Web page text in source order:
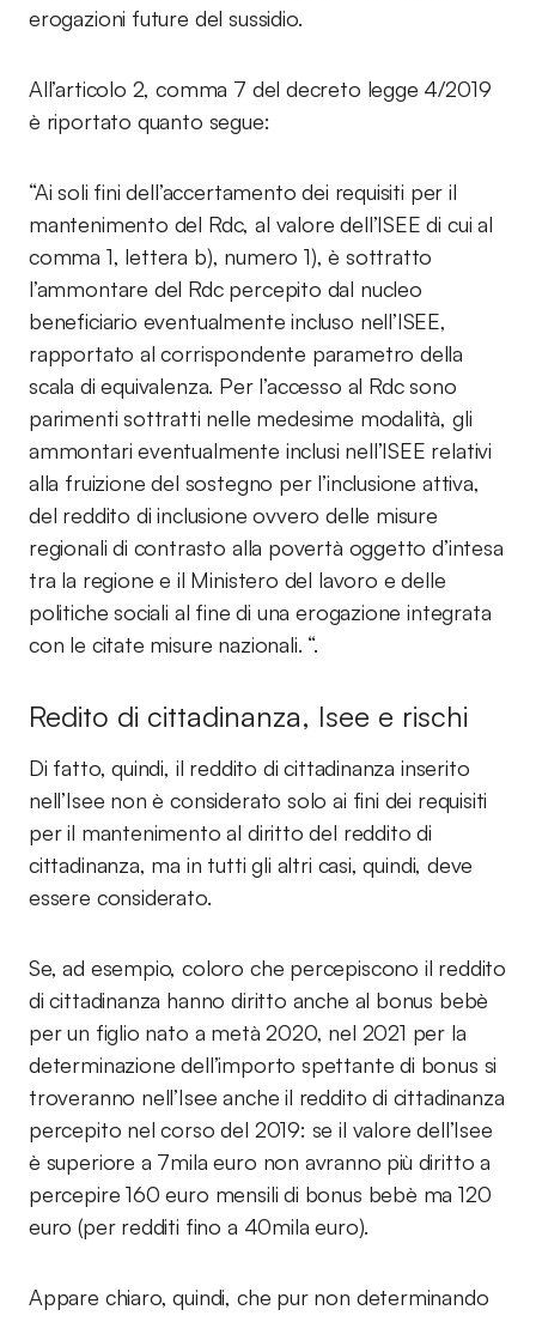
erogazioni future del sussidio.
All’articolo 2, comma 7 del decreto legge 4/2019
è riportato quanto segue:
“Ai soli fini dell’accertamento dei requisiti per il
mantenimento del Rdc, al valore dell’ISEE di cui al
comma 1, lettera b), numero 1), è sottratto
l’ammontare del Rdc percepito dal nucleo
beneficiario eventualmente incluso nell’ISEE,
rapportato al corrispondente parametro della
scala di equivalenza. Per l’accesso al Rdc sono
parimenti sottratti nelle medesime modalità, gli
ammontari eventualmente inclusi nell’ISEE relativi
alla fruizione del sostegno per l’inclusione attiva,
del reddito di inclusione ovvero delle misure
regionali di contrasto alla povertà oggetto d’intesa
tra la regione e il Ministero del lavoro e delle
politiche sociali al fine di una erogazione integrata
con le citate misure nazionali. “.
Redito di cittadinanza, Isee e rischi
Di fatto, quindi, il reddito di cittadinanza inserito
nell’Isee non è considerato solo ai fini dei requisiti
per il mantenimento al diritto del reddito di
cittadinanza, ma in tutti gli altri casi, quindi, deve
essere considerato.
Se, ad esempio, coloro che percepiscono il reddito
di cittadinanza hanno diritto anche al bonus bebè
per un figlio nato a metà 2020, nel 2021 per la
determinazione dell’importo spettante di bonus si
troveranno nell’Isee anche il reddito di cittadinanza
percepito nel corso del 2019: se il valore dell’Isee
è superiore a 7mila euro non avranno più diritto a
percepire 160 euro mensili di bonus bebè ma 120
euro (per redditi fino a 40mila euro).
Appare chiaro, quindi, che pur non determinando